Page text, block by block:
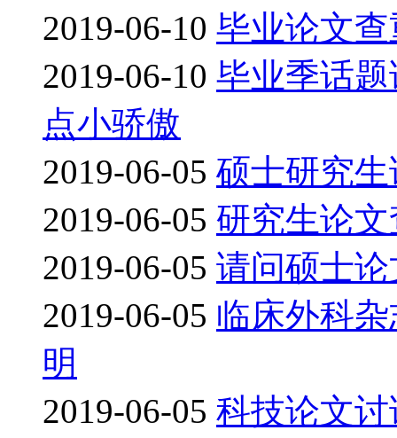
2019-06-10 毕业论文
2019-06-10 毕业季话
点小骄傲
2019-06-05 硕士研究
2019-06-05 研究生论
2019-06-05 请问硕士
2019-06-05 临床外科
明
2019-06-05 科技论文